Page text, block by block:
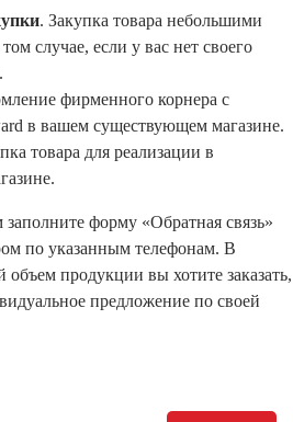
. Закупка товара небольшими
случае, если у вас нет своего
фирменного корнера с
в вашем существующем магазине.
товара для реализации в
форму «Обратная связь»
по указанным телефонам. В
объем продукции вы хотите заказать,
предложение по своей